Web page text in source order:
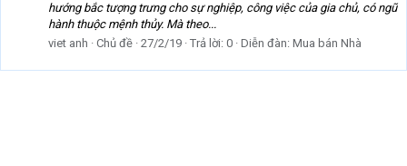
hướng bắc tượng trưng cho sự nghiệp, công việc của gia chủ, có ngũ
hành thuộc mệnh thủy. Mà theo...
viet anh
Chủ đề 27/2/19 Trả lời: 0 Diễn đàn: Mua bán Nhà